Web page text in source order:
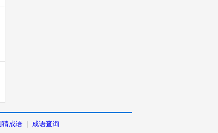
猜成语 |
成语查询